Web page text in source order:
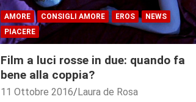
AMORE CONSIGLI AMORE EROS
NEWS
PIACERE
Film a luci rosse in due: quando fa
bene alla coppia?
11 Ottobre 2016 Laura de Rosa